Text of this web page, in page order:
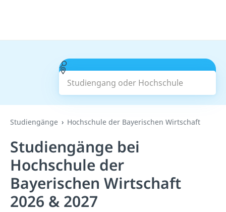
Studiengang oder Hochschule
Suchen
Studiengänge Hochschule der Bayerischen Wirtschaft
Studiengänge bei
Hochschule der
Bayerischen Wirtschaft
2026 & 2027